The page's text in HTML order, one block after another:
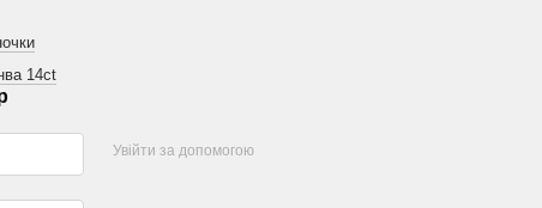
14ct
Увійти за допомогою